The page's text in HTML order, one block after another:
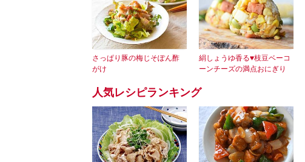
さっぱり豚の梅じそぽん酢
がけ
絹しょうゆ香る♥枝豆ベーコ
ーンチーズの満点おにぎり
人気レシピランキング